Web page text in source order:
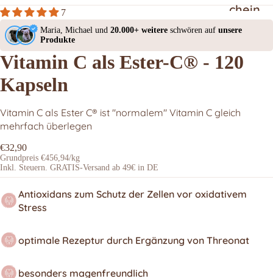
chein
7
Maria, Michael und 20.000+ weitere schwören auf unsere
Produkte
Vitamin C als Ester-C® - 120
Kapseln
Vitamin C als Ester C® ist "normalem" Vitamin C gleich
mehrfach überlegen
€32,90
Grundpreis €456,94/kg
Inkl. Steuern. GRATIS-Versand ab 49€ in DE
Antioxidans zum Schutz der Zellen vor oxidativem
Stress
optimale Rezeptur durch Ergänzung von Threonat
besonders magenfreundlich